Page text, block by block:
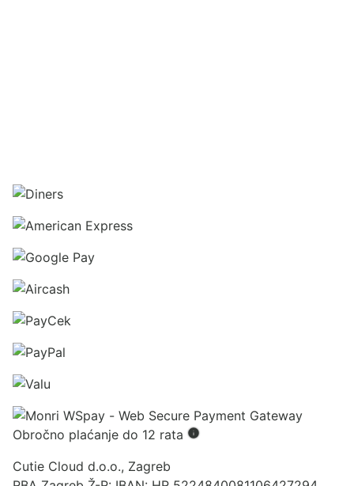
Obročno plaćanje do 12 rata
Cutie Cloud d.o.o., Zagreb